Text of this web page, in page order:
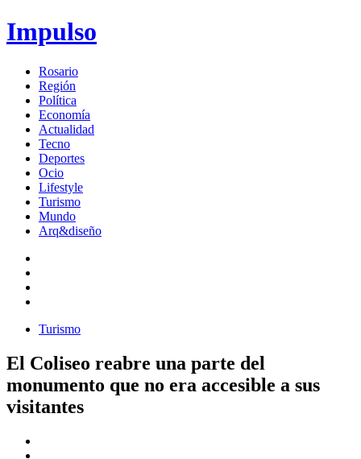
Impulso
Rosario
Región
Política
Economía
Actualidad
Tecno
Deportes
Ocio
Lifestyle
Turismo
Mundo
Arq&diseño
Turismo
El Coliseo reabre una parte del
monumento que no era accesible a sus
visitantes